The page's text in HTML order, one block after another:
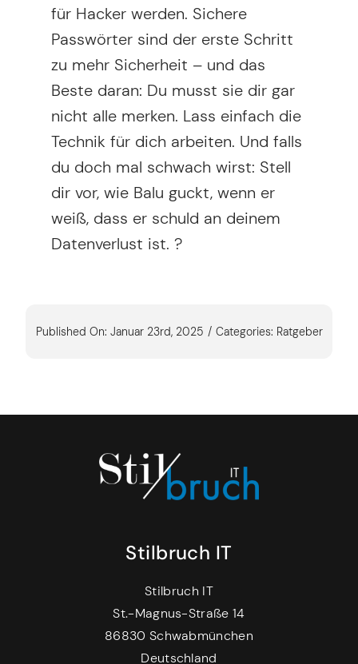
für Hacker werden. Sichere
Passwörter sind der erste Schritt
zu mehr Sicherheit – und das
Beste daran: Du musst sie dir gar
nicht alle merken. Lass einfach die
Technik für dich arbeiten. Und falls
du doch mal schwach wirst: Stell
dir vor, wie Balu guckt, wenn er
weiß, dass er schuld an deinem
Datenverlust ist. ?
Published On: Januar 23rd, 2025 / Categories: Ratgeber
Stilbruch IT
Stilbruch IT
St.-Magnus-Straße 14
86830 Schwabmünchen
Deutschland